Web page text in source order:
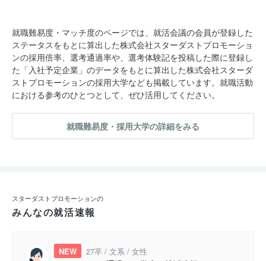
就職難易度・マッチ度のページでは、就活会議の会員が登録した
ステータスをもとに算出した株式会社スターダストプロモーショ
ンの採用倍率、選考通過率や、選考体験記を投稿した際に登録し
た「入社予定企業」のデータをもとに算出した株式会社スターダ
ストプロモーションの採用大学なども掲載しています。就職活動
における参考のひとつとして、ぜひ活用してください。
就職難易度・採用大学の詳細をみる
スターダストプロモーションの
みんなの就活速報
NEW 27卒 / 文系 / 女性